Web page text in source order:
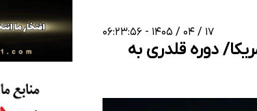
۱۷ / ۰۴ / ۱۴۰۵ - ۰۶:۲۳:۵۶
دوره قلدری به